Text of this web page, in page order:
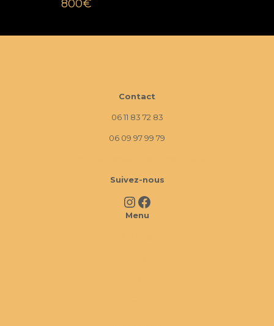
800€
Contact
06 11 83 72 83
06 09 97 99 79
Suivez-nous
InstagramFacebook
Menu